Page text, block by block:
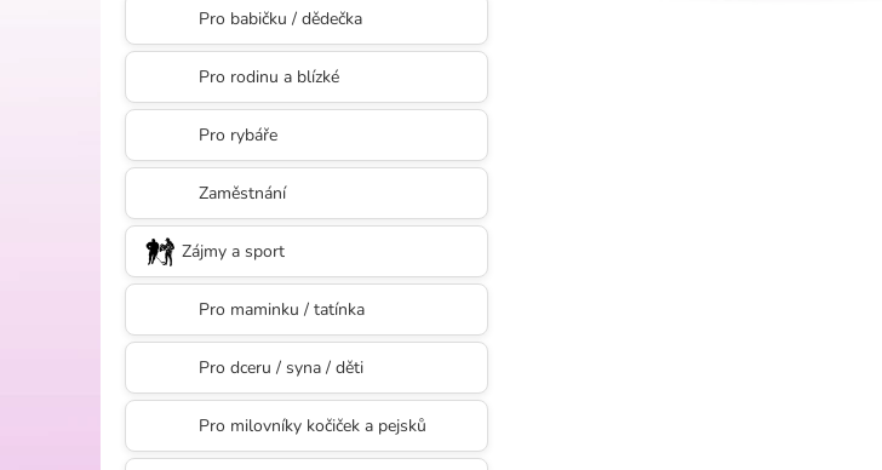
Pro babičku / dědečka
Pro rodinu a blízké
Pro rybáře
Zaměstnání
Zájmy a sport
Pro maminku / tatínka
Pro dceru / syna / děti
Pro milovníky kočiček a pejsků